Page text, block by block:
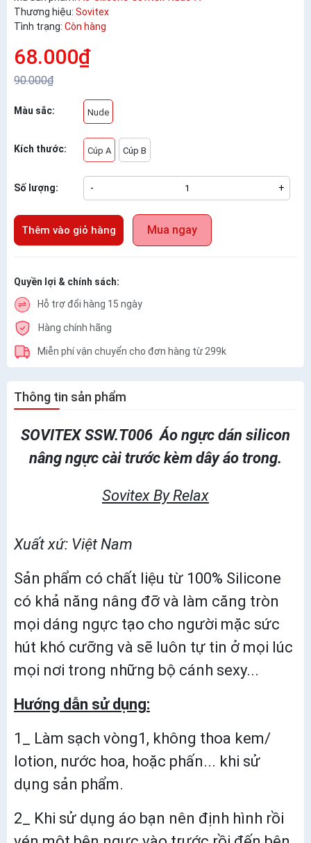
Thương hiệu: Sovitex
Tình trạng: Còn hàng
68.000₫
90.000₫
Màu sắc: Nude
Kích thước: Cúp A Cúp B
Số lượng: - +
Thêm vào giỏ hàng Mua ngay
Quyền lợi & chính sách:
Hỗ trợ đổi hàng 15 ngày
Hàng chính hãng
Miễn phí vận chuyển cho đơn hàng từ 299k
Thông tin sản phẩm
SOVITEX SSW.T006 Áo ngực dán silicon
nâng ngực cài trước kèm dây áo trong.
Sovitex By Relax
Xuất xứ: Việt Nam
Sản phẩm có chất liệu từ 100% Silicone
có khả năng nâng đỡ và làm căng tròn
mọi dáng ngực tạo cho người mặc sức
hút khó cưỡng và sẽ luôn tự tin ở mọi lúc
mọi nơi trong những bộ cánh sexy...
Hướng dẫn sử dụng:
1_ Làm sạch vòng1, không thoa kem/
lotion, nước hoa, hoặc phấn... khi sử
dụng sản phẩm.
2_ Khi sử dụng áo bạn nên định hình rồi